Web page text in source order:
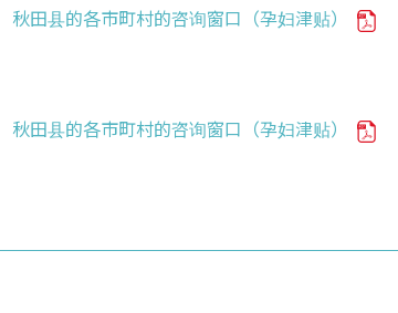
秋田县的各市町村的咨询窗口（孕妇津贴）
秋田县的各市町村的咨询窗口（孕妇津贴）